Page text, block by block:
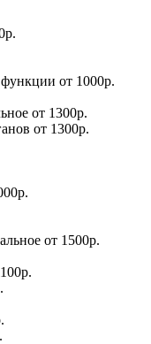
функции от 1000р.
от 1300р.
от 1300р.
от 1500р.